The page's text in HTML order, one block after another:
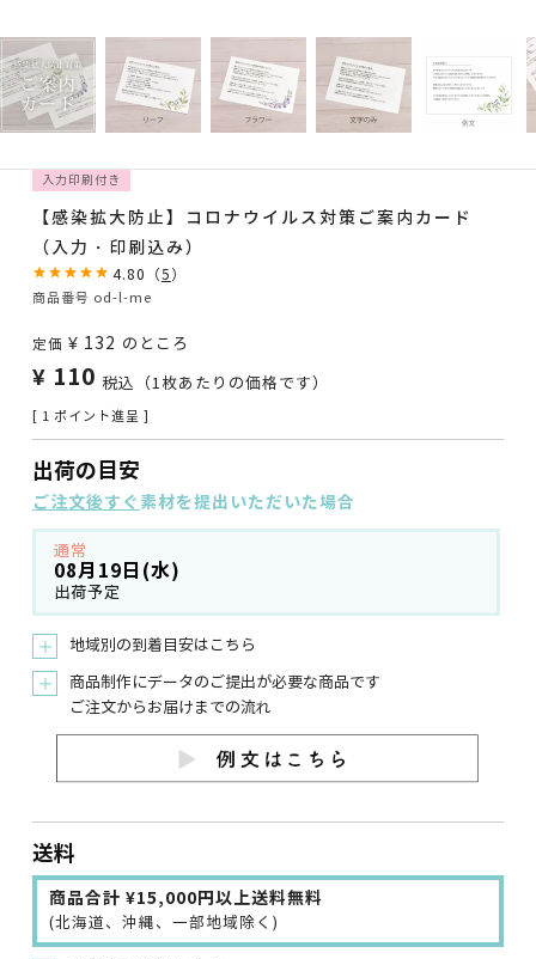
入力印刷付き
【感染拡大防止】コロナウイルス対策ご案内カード
（入力・印刷込み）
4.80 （5 ）
商品番号 od-l-me
定価 ¥ 132 のところ
¥ 110 税込 （1枚あたりの価格です）
[ 1 ポイント進呈 ]
出荷の目安
ご注文後すぐ素材を提出いただいた場合
通常
08月19日(水)
出荷予定
＋ 地域別の到着目安はこちら
＋
商品制作にデータのご提出が必要な商品です
ご注文からお届けまでの流れ
送料
商品合計 ¥15,000円以上送料無料
(北海道、沖縄、一部地域除く)